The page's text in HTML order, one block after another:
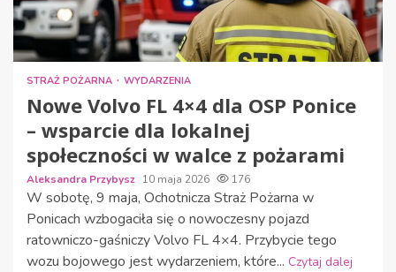
STRAŻ POŻARNA WYDARZENIA
Nowe Volvo FL 4×4 dla OSP Ponice
– wsparcie dla lokalnej
społeczności w walce z pożarami
Aleksandra Przybysz 10 maja 2026 176
W sobotę, 9 maja, Ochotnicza Straż Pożarna w
Ponicach wzbogaciła się o nowoczesny pojazd
ratowniczo-gaśniczy Volvo FL 4×4. Przybycie tego
wozu bojowego jest wydarzeniem, które... Czytaj dalej